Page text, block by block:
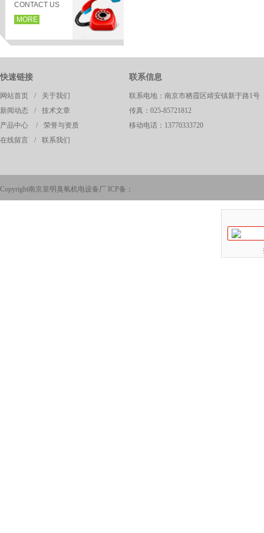
CONTACT US
MORE
快速链接
网站首页 /
关于我们
新闻动态
/
技术文章
产品中心
/
荣誉与资质
在线留言
/ 联系我们
联系信息
联系电地：南京市栖霞区靖安镇新于路1号
传真：025-85721812
移动电话：13770333720
Copyright南京皇明臭氧机电设备厂 ICP备：